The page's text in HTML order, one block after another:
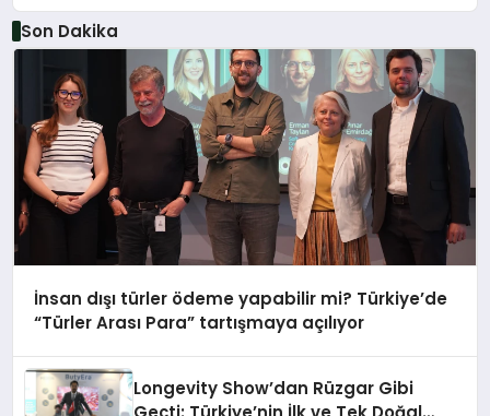
Son Dakika
İnsan dışı türler ödeme yapabilir mi? Türkiye’de
“Türler Arası Para” tartışmaya açılıyor
Longevity Show’dan Rüzgar Gibi